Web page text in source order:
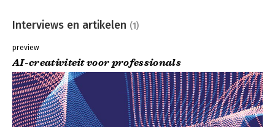
Interviews en artikelen (1)
preview
AI-creativiteit voor professionals